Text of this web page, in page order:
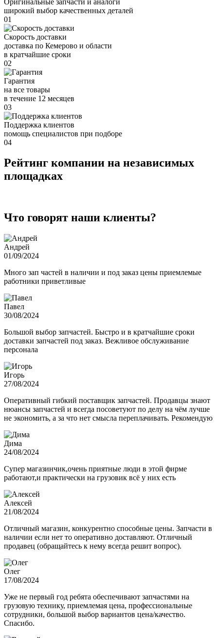
широкий выбор качественных деталей
01
Скорость доставки
доставка по Кемерово и области
в кратчайшие сроки
02
Гарантия
на все товары
в течение 12 месяцев
03
Поддержка клиентов
помощь специалистов при подборе
04
Рейтинг компании на независимых
площадках
Что говорят наши клиенты?
Андрей
01/09/2024
Много зап частей в наличии и под заказ цены приемлемые
работники приветливые
Павел
30/08/2024
Большой выбор запчастей. Быстро и в кратчайшие сроки
доставки запчастей под заказ. Вежливое обслуживание
персонала
Игорь
27/08/2024
Оперативный гибкий поставщик запчастей. Продавцы знают
нюансы запчастей и всегда посоветуют по делу на чём лучше
не экономить, а за что нет смысла переплачивать. Рекомендую
Дима
24/08/2024
Супер магазинчик,очень приятные люди в этой фирме
работают,и практически на грузовик всё у них есть
Алексей
21/08/2024
Отличный магазин, конкурентно способные цены. Запчасти в
наличии если нет то оперативно доставляют. Отличный
продавец (обращайтесь к нему всегда решит вопрос).
Олег
17/08/2024
Уже не первый год ребята обеспечивают запчастями на
грузовую технику, приемлемая цена, профессиональные
сотрудники, большой выбор вариантов цена/качество.
Спасибо.